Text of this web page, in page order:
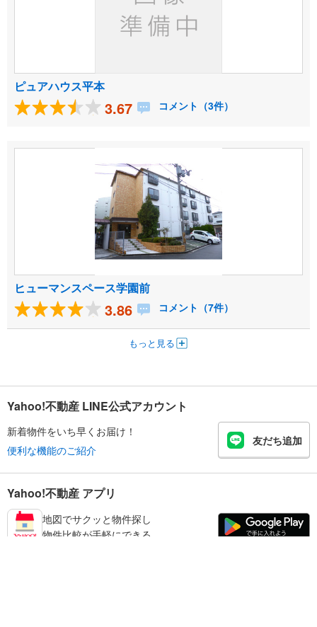
ピュアハウス平本
3.67 コメント（3件）
ヒューマンスペース学園前
3.86 コメント（7件）
もっと見る
Yahoo!不動産 LINE公式アカウント
新着物件をいち早くお届け！
便利な機能のご紹介
友だち追加
Yahoo!不動産 アプリ
地図でサクッと物件探し
物件比較が手軽にできる